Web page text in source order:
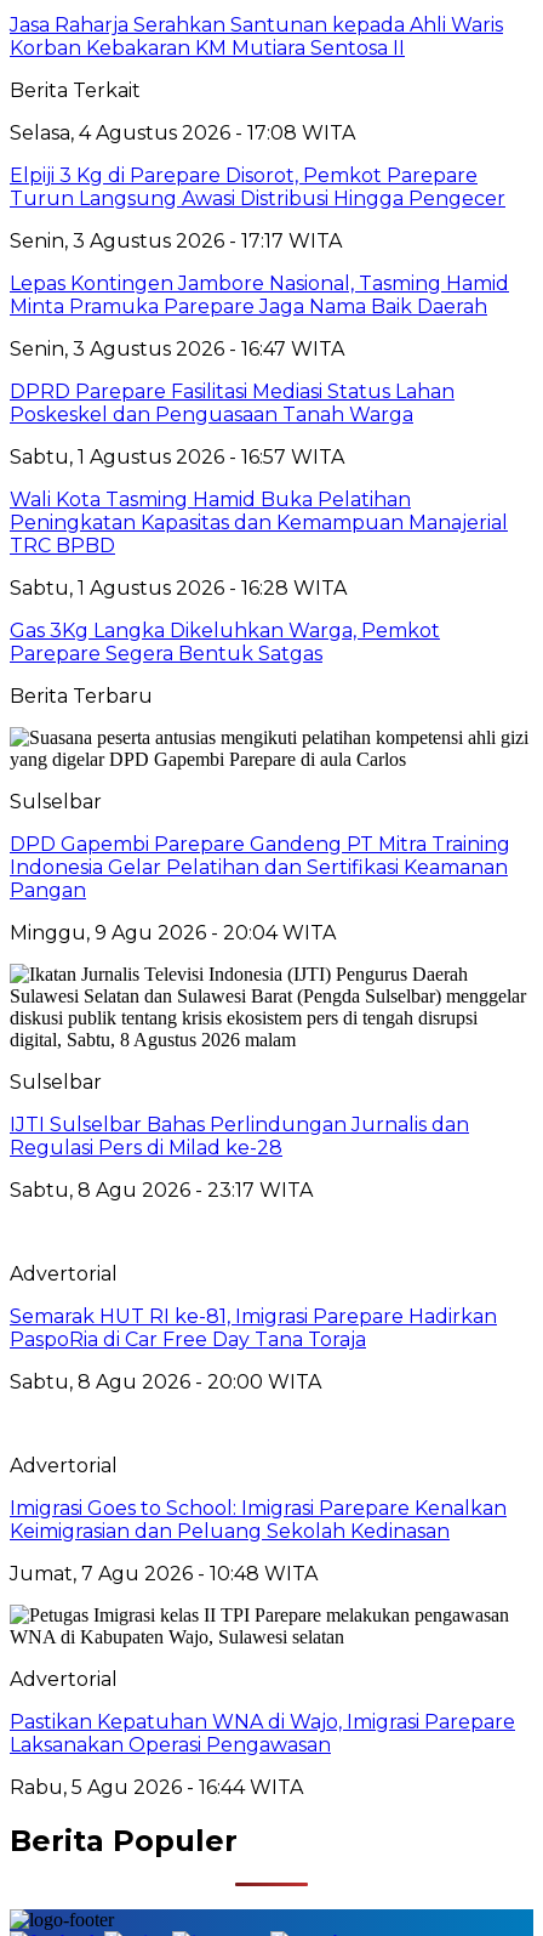
Jasa Raharja Serahkan Santunan kepada Ahli Waris
Korban Kebakaran KM Mutiara Sentosa II
Berita Terkait
Selasa, 4 Agustus 2026 - 17:08 WITA
Elpiji 3 Kg di Parepare Disorot, Pemkot Parepare
Turun Langsung Awasi Distribusi Hingga Pengecer
Senin, 3 Agustus 2026 - 17:17 WITA
Lepas Kontingen Jambore Nasional, Tasming Hamid
Minta Pramuka Parepare Jaga Nama Baik Daerah
Senin, 3 Agustus 2026 - 16:47 WITA
DPRD Parepare Fasilitasi Mediasi Status Lahan
Poskeskel dan Penguasaan Tanah Warga
Sabtu, 1 Agustus 2026 - 16:57 WITA
Wali Kota Tasming Hamid Buka Pelatihan
Peningkatan Kapasitas dan Kemampuan Manajerial
TRC BPBD
Sabtu, 1 Agustus 2026 - 16:28 WITA
Gas 3Kg Langka Dikeluhkan Warga, Pemkot
Parepare Segera Bentuk Satgas
Berita Terbaru
Sulselbar
DPD Gapembi Parepare Gandeng PT Mitra Training
Indonesia Gelar Pelatihan dan Sertifikasi Keamanan
Pangan
Minggu, 9 Agu 2026 - 20:04 WITA
Sulselbar
IJTI Sulselbar Bahas Perlindungan Jurnalis dan
Regulasi Pers di Milad ke-28
Sabtu, 8 Agu 2026 - 23:17 WITA
Advertorial
Semarak HUT RI ke-81, Imigrasi Parepare Hadirkan
PaspoRia di Car Free Day Tana Toraja
Sabtu, 8 Agu 2026 - 20:00 WITA
Advertorial
Imigrasi Goes to School: Imigrasi Parepare Kenalkan
Keimigrasian dan Peluang Sekolah Kedinasan
Jumat, 7 Agu 2026 - 10:48 WITA
Advertorial
Pastikan Kepatuhan WNA di Wajo, Imigrasi Parepare
Laksanakan Operasi Pengawasan
Rabu, 5 Agu 2026 - 16:44 WITA
Berita Populer